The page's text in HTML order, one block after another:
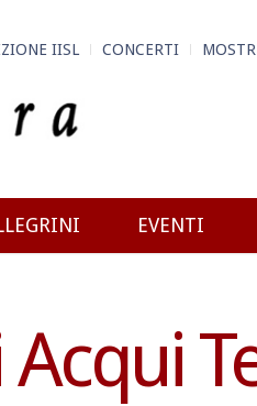
IISL CONCERTI
EVENTI